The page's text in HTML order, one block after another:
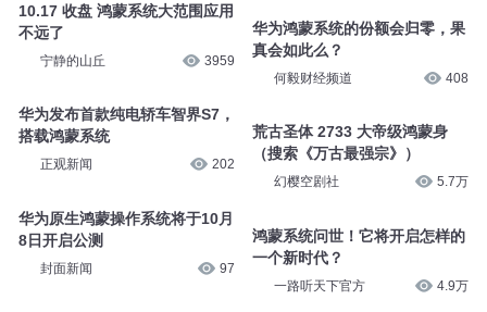
10.17 收盘 鸿蒙系统大范围应用
不远了
宁静的山丘 3959
华为发布首款纯电轿车智界S7，
搭载鸿蒙系统
正观新闻 202
华为原生鸿蒙操作系统将于10月
8日开启公测
封面新闻 97
华为鸿蒙系统的份额会归零，果
真会如此么？
何毅财经频道 408
荒古圣体 2733 大帝级鸿蒙身
（搜索《万古最强宗》）
幻樱空剧社 5.7万
鸿蒙系统问世！它将开启怎样的
一个新时代？
一路听天下官方 4.9万